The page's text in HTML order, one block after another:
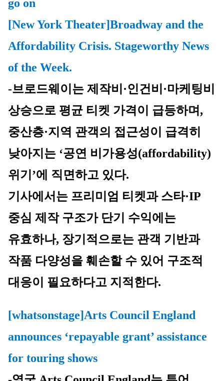
go on
[New York Theater]Broadway and the
Affordability Crisis. Stageworthy News
of the Week.
-브로드웨이는 제작비·인건비·마케팅비
상승으로 평균 티켓 가격이 급등하며,
중산층·지역 관객의 접근성이 급격히
낮아지는 ‘공연 비가용성(affordability)
위기’에 직면하고 있다.
기사에서는 프리미엄 티켓과 스타·IP
중심 제작 구조가 단기 수익에는
유효하나, 장기적으로는 관객 기반과
작품 다양성을 훼손할 수 있어 구조적
대응이 필요하다고 지적한다.
[whatsonstage]Arts Council England
announces ‘repayable grant’ assistance
for touring shows